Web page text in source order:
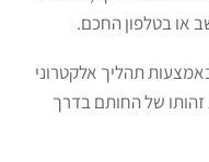
או בטלפון החכם.
תהליך אלקטרוני
של החותם בדרך